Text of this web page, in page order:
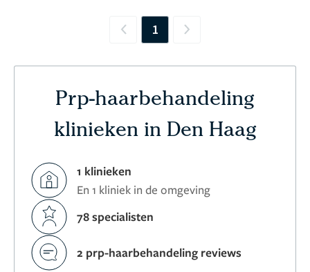
Previous
1 Next
Prp-haarbehandeling
klinieken in Den Haag
1 klinieken
En 1 kliniek in de omgeving
78 specialisten
2 prp-haarbehandeling reviews